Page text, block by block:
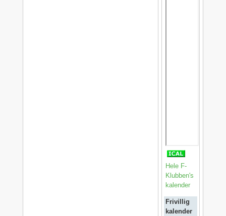
Hele F-
Klubben's
kalender
Frivillig
kalender